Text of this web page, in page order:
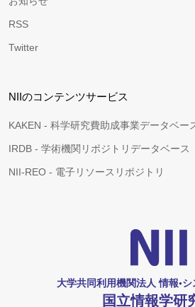
RSS
Twitter
NIIのコンテンツサービス
KAKEN - 科学研究費助成事業データベー
IRDB - 学術機関リポジトリデータベース
NII-REO - 電子リソースリポジトリ
大学共同利用機関法人 情報•
国立情報学研